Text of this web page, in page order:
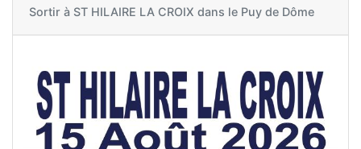
Sortir à ST HILAIRE LA CROIX dans le Puy de Dôme